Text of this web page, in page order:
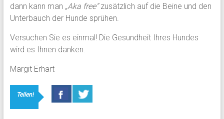
dann kann man „Aka free“zusätzlich auf die Beine und den
Unterbauch der Hunde sprühen.
Versuchen Sie es einmal! Die Gesundheit Ihres Hundes
wird es Ihnen danken.
Margit Erhart
Teilen!